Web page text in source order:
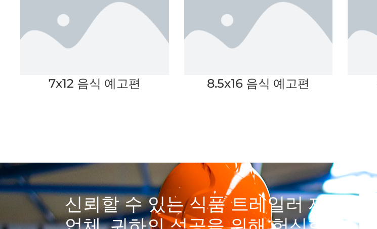
7x12 음식 예고편 8.5x16 음식 예고편
신뢰할 수 있는 식품 트레일러 제조